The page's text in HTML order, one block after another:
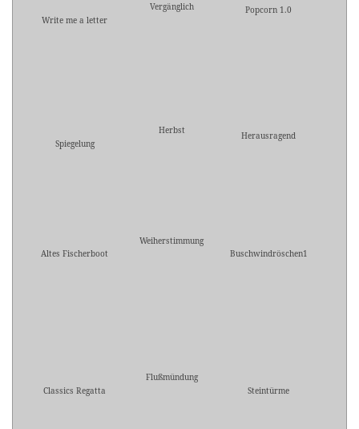
Write me a letter
Vergänglich Popcorn 1.0
Spiegelung
Herbst Herausragend
Altes Fischerboot
Weiherstimmung
Buschwindröschen1
Classics Regatta
Flußmündung
Steintürme